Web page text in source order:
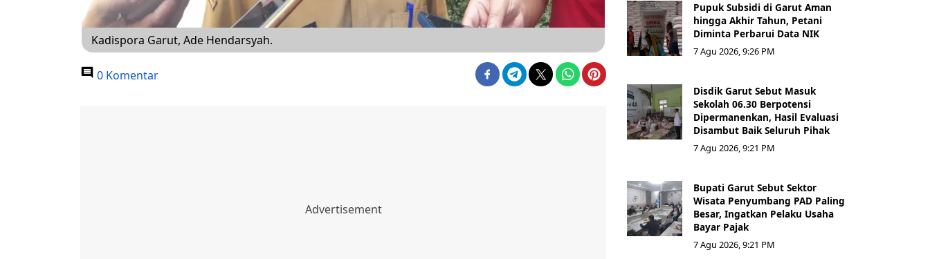
Kadispora Garut, Ade Hendarsyah.
0 Komentar
Pupuk Subsidi di Garut Aman
hingga Akhir Tahun, Petani
Diminta Perbarui Data NIK
7 Agu 2026, 9:26 PM
Disdik Garut Sebut Masuk
Sekolah 06.30 Berpotensi
Dipermanenkan, Hasil Evaluasi
Disambut Baik Seluruh Pihak
7 Agu 2026, 9:21 PM
Bupati Garut Sebut Sektor
Wisata Penyumbang PAD Paling
Besar, Ingatkan Pelaku Usaha
Bayar Pajak
7 Agu 2026, 9:21 PM